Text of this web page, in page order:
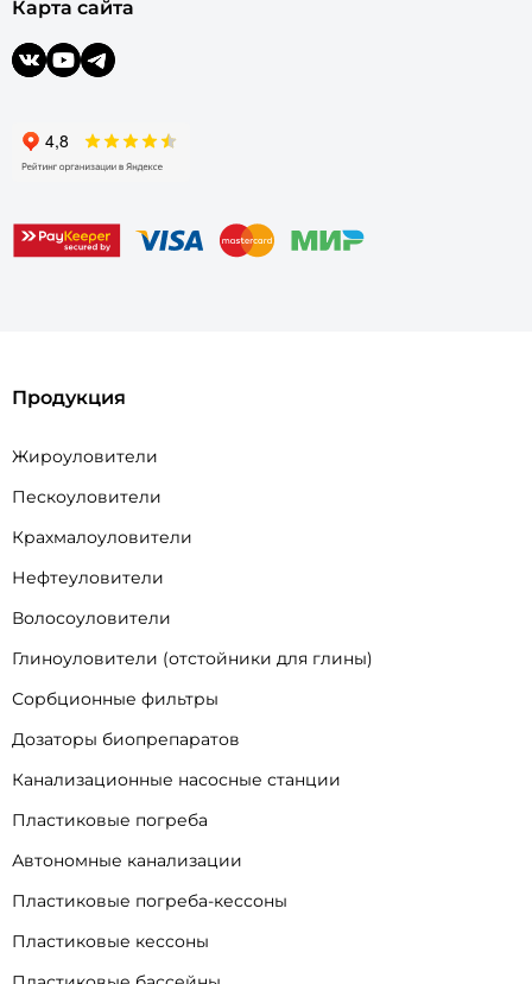
Карта сайта
Продукция
Жироуловители
Пескоуловители
Крахмалоуловители
Нефтеуловители
Волосоуловители
Глиноуловители (отстойники для глины)
Сорбционные фильтры
Дозаторы биопрепаратов
Канализационные насосные станции
Пластиковые погреба
Автономные канализации
Пластиковые погреба-кессоны
Пластиковые кессоны